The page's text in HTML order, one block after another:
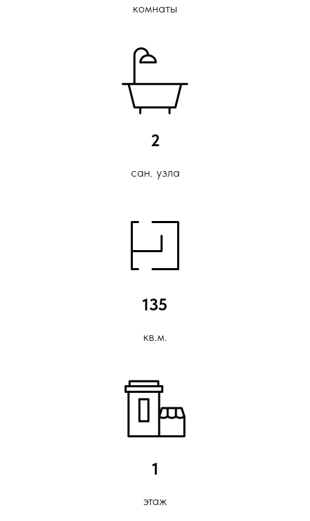
комнаты
2
сан. узла
135
кв.м.
1
этаж